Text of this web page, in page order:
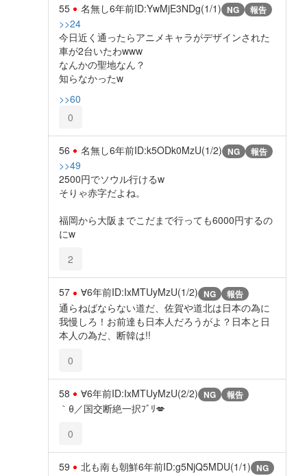
55 名無し6年前ID:YwMjE3NDg(1/1) NG 報告
>>24
今日近く通ったらアニメキャラがデザインされた
車が2台いたわwww
なんかの聖地なん？
知らなかったw
>>60
0
56 名無し6年前ID:k5ODk0MzU(1/2) NG 報告
>>49
2500円でソウル行けるw
そりゃ赤字だよね。
福岡から大阪までこだまで行っても6000円するの
にw
2
57 ∀6年前ID:IxMTUyMzU(1/2) NG 報告
通らねばならない道だ、佐賀や道北は日本の為に
我慢しろ！お前達も日本人だろうがよ？日本と日
本人の為だ、断韓は!!
0
58 ∀6年前ID:IxMTUyMzU(2/2) NG 報告
｀θ／国交断絶一択ﾌﾞﾘ💋
0
59 北も南も朝鮮6年前ID:g5NjQ5MDU(1/1) NG